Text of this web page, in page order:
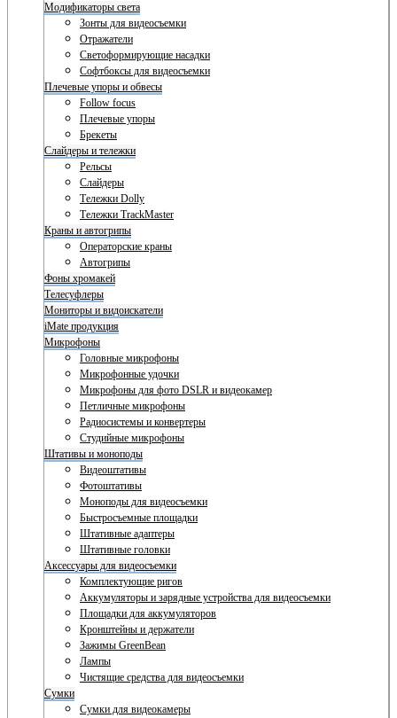
Модификаторы света
Зонты для видеосъемки
Отражатели
Светоформирующие насадки
Софтбоксы для видеосъемки
Плечевые упоры и обвесы
Follow focus
Плечевые упоры
Брекеты
Слайдеры и тележки
Рельсы
Слайдеры
Тележки Dolly
Тележки TrackMaster
Краны и автогрипы
Операторские краны
Автогрипы
Фоны хромакей
Телесуфлеры
Мониторы и видоискатели
iMate продукция
Микрофоны
Головные микрофоны
Микрофонные удочки
Микрофоны для фото DSLR и видеокамер
Петличные микрофоны
Радиосистемы и конвертеры
Студийные микрофоны
Штативы и моноподы
Видеоштативы
Фотоштативы
Моноподы для видеосъемки
Быстросъемные площадки
Штативные адаптеры
Штативные головки
Аксессуары для видеосъемки
Комплектующие ригов
Аккумуляторы и зарядные устройства для видеосъемки
Площадки для аккумуляторов
Кронштейны и держатели
Зажимы GreenBean
Лампы
Чистящие средства для видеосъемки
Сумки
Сумки для видеокамеры